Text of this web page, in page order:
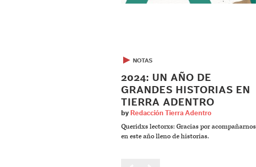
▶ NOTAS
2024: UN AÑO DE
GRANDES HISTORIAS EN
TIERRA ADENTRO
by Redacción Tierra Adentro
Queridxs lectorxs: Gracias por acompañarnos
en este año lleno de historias.